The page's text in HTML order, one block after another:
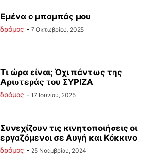
Εμένα ο μπαμπάς μου
δρόμος - 7 Οκτωβρίου, 2025
Τι ώρα είναι; Όχι πάντως της
Αριστεράς του ΣΥΡΙΖΑ
δρόμος - 17 Ιουνίου, 2025
Συνεχίζουν τις κινητοποιήσεις οι
εργαζόμενοι σε Αυγή και Κόκκινο
δρόμος - 25 Νοεμβρίου, 2024